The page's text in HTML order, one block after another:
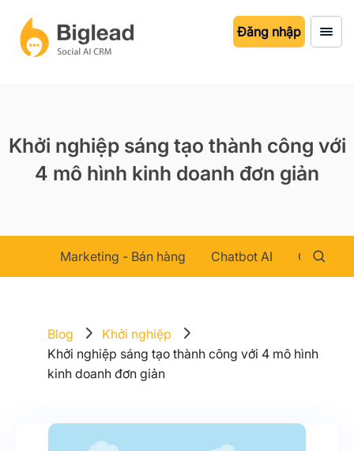
Đăng nhập
Khởi nghiệp sáng tạo thành công với
4 mô hình kinh doanh đơn giản
Marketing - Bán hàng Chatbot AI Chăm
Blog
Khởi nghiệp
Khởi nghiệp sáng tạo thành công với 4 mô hình
kinh doanh đơn giản